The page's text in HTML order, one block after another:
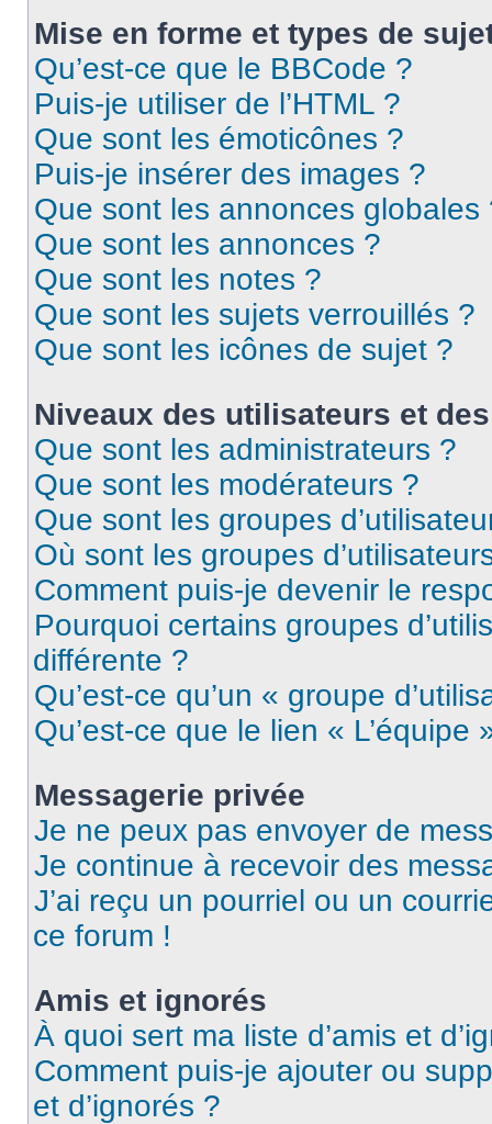
Mise en forme et types de
Qu’est-ce que le BBCode ?
Puis-je utiliser de l’HTML ?
Que sont les émoticônes ?
Puis-je insérer des images ?
Que sont les annonces globales
Que sont les annonces ?
Que sont les notes ?
Que sont les sujets verrouillés ?
Que sont les icônes de sujet ?
Niveaux des utilisateurs et
Que sont les administrateurs ?
Que sont les modérateurs ?
Que sont les groupes
Où sont les groupes
Comment puis-je devenir le
Pourquoi certains groupes
différente ?
Qu’est-ce qu’un « groupe
Qu’est-ce que le lien « L’équipe
Messagerie privée
Je ne peux pas envoyer de
Je continue à recevoir des
J’ai reçu un pourriel ou un
ce forum !
Amis et ignorés
À quoi sert ma liste d’amis et
Comment puis-je ajouter ou
et d’ignorés ?